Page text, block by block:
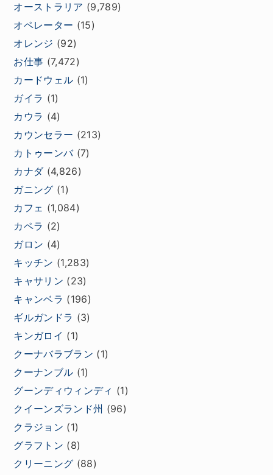
オーストラリア (9,789)
オペレーター (15)
オレンジ (92)
お仕事 (7,472)
カードウェル (1)
ガイラ (1)
カウラ (4)
カウンセラー (213)
カトゥーンバ(7)
カナダ(4,826)
ガニング (1)
カフェ (1,084)
カペラ (2)
ガロン (4)
キッチン (1,283)
キャサリン (23)
キャンベラ (196)
ギルガンドラ (3)
キンガロイ (1)
クーナバラブラン (1)
クーナンブル (1)
グーンディウィンディ (1)
クイーンズランド州 (96)
クラジョン (1)
グラフトン (8)
クリーニング (88)